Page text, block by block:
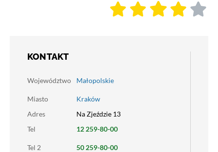
KONTAKT
Województwo Małopolskie
Miasto
Kraków
Adres
Na Zjeździe 13
Tel
12 259-80-00
Tel 2 50 259-80-00